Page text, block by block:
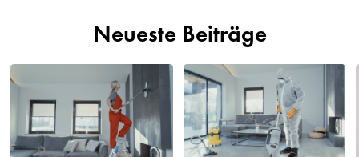
Neueste Beiträge